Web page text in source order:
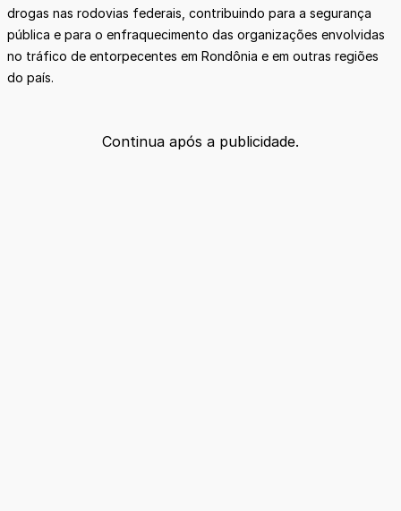
drogas nas rodovias federais, contribuindo para a segurança
pública e para o enfraquecimento das organizações envolvidas
no tráfico de entorpecentes em Rondônia e em outras regiões
do país.
Continua após a publicidade.